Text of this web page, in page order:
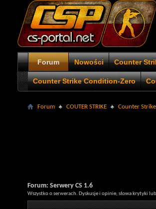
Forum Nowości Counter
Counter Strike Condition-Zero
Forum COUTER STRIKE Counter
Forum: Serwery CS 1.6
Wszystko o serwerach. Dyskusje i opinie, słowa krytyki